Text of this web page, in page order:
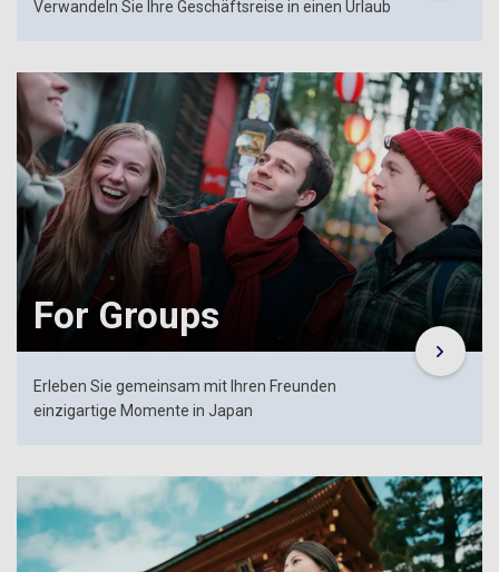
Verwandeln Sie Ihre Geschäftsreise in einen Urlaub
For Groups
Erleben Sie gemeinsam mit Ihren Freunden
einzigartige Momente in Japan